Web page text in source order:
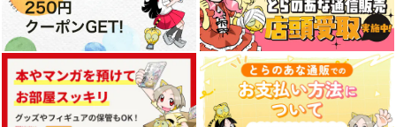
なんとなくコマ割りが
できる本
同人誌のつくりかた＋
表紙デザイン
個人的モノクロ作画の
やりかた